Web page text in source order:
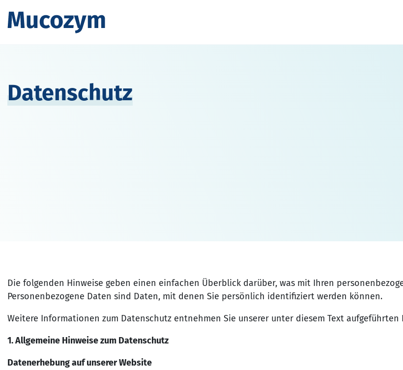
Datenschutz
Die folgenden Hinweise geben einen einfachen Überblick darüber, was mit Ihren
Personenbezogene Daten sind Daten, mit denen Sie persönlich identifiziert werden können.
Weitere Informationen zum Datenschutz entnehmen Sie unserer unter diesem Text aufgeführten
1. Allgemeine Hinweise zum Datenschutz
Datenerhebung auf unserer Website